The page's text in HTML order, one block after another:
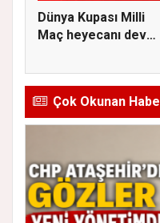
Dünya Kupası Milli
Maç heyecanı dev
Çok Okunan